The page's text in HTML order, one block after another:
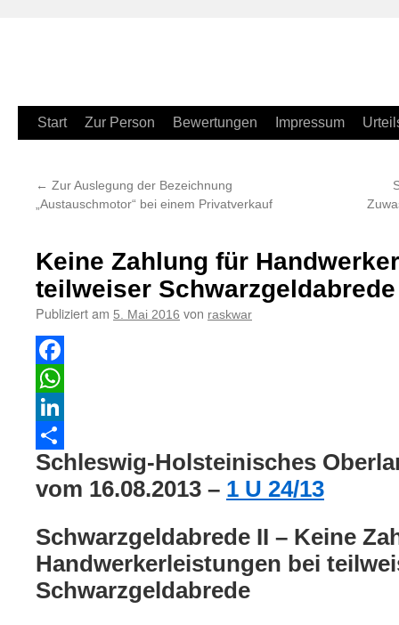
Zum
springen
Start Zur Person Bewertungen Impressum
← Zur Auslegung der Bezeichnung
„Austauschmotor“ bei einem Privatverkauf
Keine Zahlung für
teilweiser Schwarzgeldabrede
Publiziert am 5. Mai 2016 von raskwar
Facebook
WhatsApp
LinkedIn
Teilen
Schleswig-Holsteinisches
vom 16.08.2013 – 1 U 24/13
Schwarzgeldabrede II – Keine
Handwerkerleistungen bei
Schwarzgeldabrede